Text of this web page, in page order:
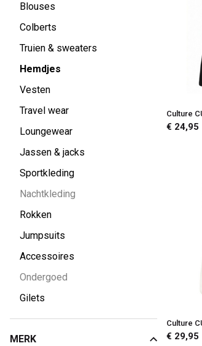
Blouses
Colberts
Truien & sweaters
Hemdjes
Vesten
Travel wear
Loungewear
Jassen & jacks
Sportkleding
Nachtkleding
Rokken
Jumpsuits
Accessoires
Ondergoed
Gilets
MERK
Culture
€ 24,95
Culture
€ 29,95